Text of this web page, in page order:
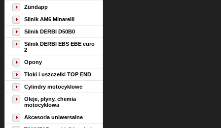
Zündapp
Silnik AM6 Minarelli
Silnik DERBI D50B0
Silnik DERBI EBS EBE euro
2
Opony
Tłoki i uszczelki TOP END
Cylindry motocyklowe
Oleje, płyny, chemia
motocyklowa
Akcesoria uniwersalne